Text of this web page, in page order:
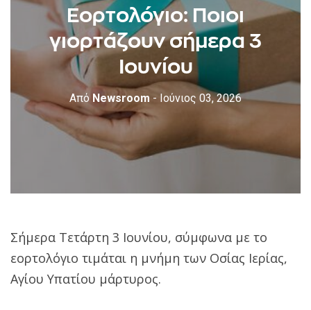
Εορτολόγιο: Ποιοι
γιορτάζουν σήμερα 3
Ιουνίου
Από Newsroom - Ιούνιος 03, 2026
Σήμερα Τετάρτη 3 Ιουνίου, σύμφωνα με το
εορτολόγιο τιμάται η μνήμη των Οσίας Ιερίας,
Αγίου Υπατίου μάρτυρος.